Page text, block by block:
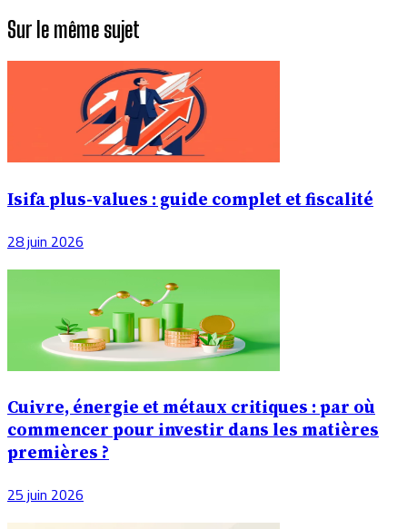
Sur le même sujet
Isifa plus-values : guide complet et fiscalité
28 juin 2026
Cuivre, énergie et métaux critiques : par où
commencer pour investir dans les matières
premières ?
25 juin 2026